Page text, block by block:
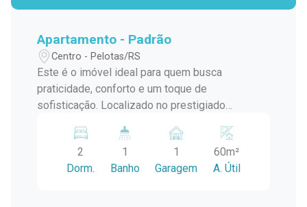
Apartamento - Padrão
Centro - Pelotas/RS
Este é o imóvel ideal para quem busca
praticidade, conforto e um toque de
sofisticação. Localizado no prestigiado
apartamento oferece uma excelente estrutura
em uma região estratégica, próximo ao
Supermercado Paraíso, Madre Mia e Mecânica
2
Dorm.
1
Banho
1
Garagem
60m²
A. Útil